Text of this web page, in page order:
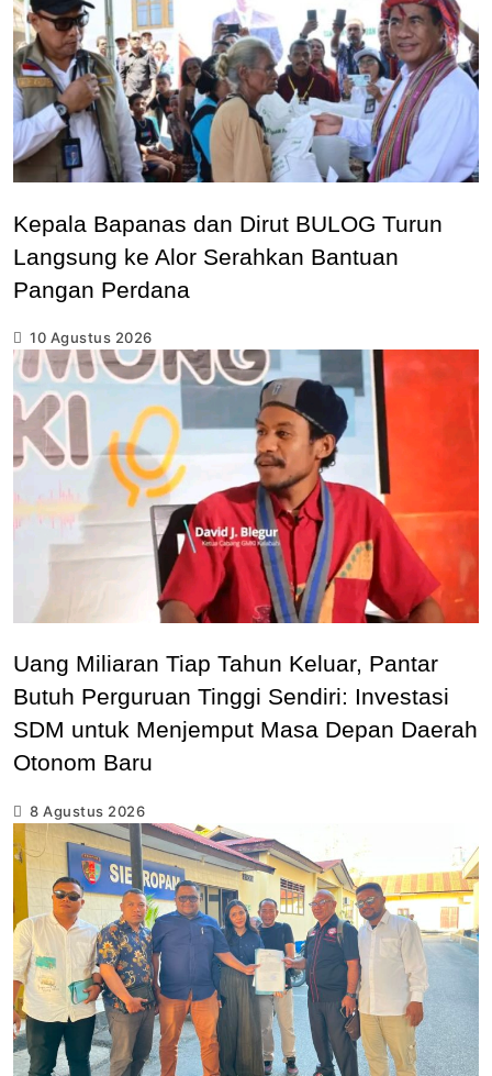
Kepala Bapanas dan Dirut BULOG Turun
Langsung ke Alor Serahkan Bantuan
Pangan Perdana
10 Agustus 2026
Uang Miliaran Tiap Tahun Keluar, Pantar
Butuh Perguruan Tinggi Sendiri: Investasi
SDM untuk Menjemput Masa Depan Daerah
Otonom Baru
8 Agustus 2026